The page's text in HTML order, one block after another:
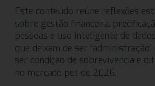
Este conteúdo reúne reflexões
sobre gestão financeira,
pessoas e uso inteligente de
que deixam de ser “administração”
ser condição de sobrevivência e
no mercado pet de 2026.